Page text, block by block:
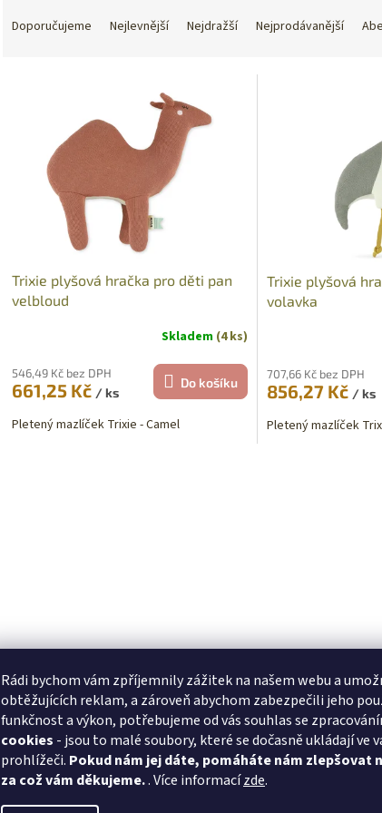
Rádi bychom vám zpříjemnily zážitek na našem webu a
obtěžujících reklam, a zároveň abychom zabezpečili jeho
funkčnost a výkon, potřebujeme od vás souhlas se
cookies - jsou to malé soubory, které se dočasně ukládají ve
prohlížeči. Pokud nám jej dáte, pomáháte nám zlepšovat
za což vám děkujeme.. Více informacízde.
Doporučujeme Nejlevnější Nejdražší Nejprodávanější
Trixie plyšová hračka pro děti pan
velbloud
Skladem (4 ks)
546,49 Kč bez DPH
661,25 Kč / ks
Do košíku
Pletený mazlíček Trixie - Camel
Trixie plyšová
volavka
707,66 Kč bez DPH
856,27 Kč / ks
Pletený mazlíček